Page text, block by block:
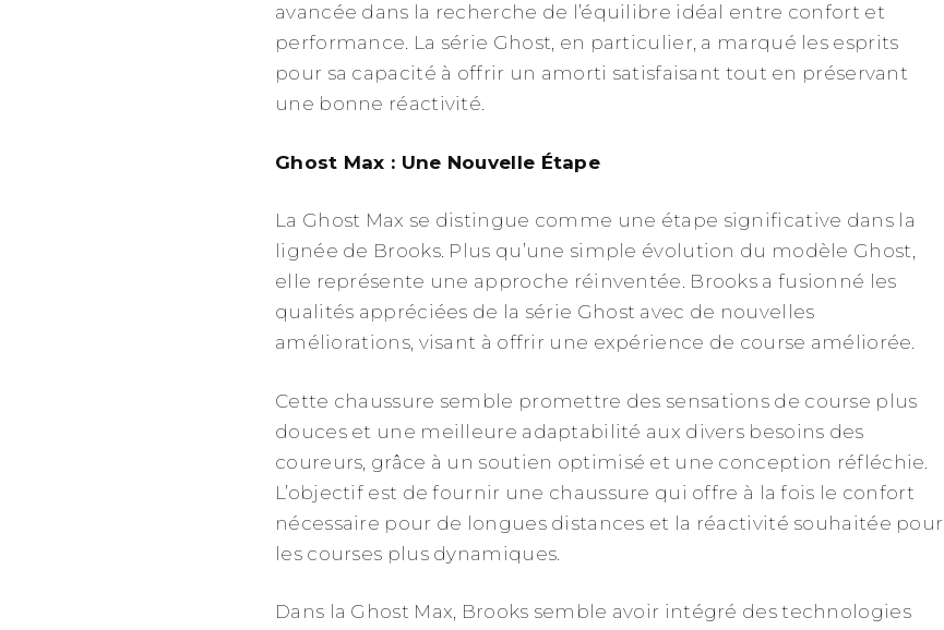
avancée dans la recherche de l’équilibre idéal entre confort et
performance. La série Ghost, en particulier, a marqué les esprits
pour sa capacité à offrir un amorti satisfaisant tout en préservant
une bonne réactivité.
Ghost Max : Une Nouvelle Étape
La Ghost Max se distingue comme une étape significative dans la
lignée de Brooks. Plus qu’une simple évolution du modèle Ghost,
elle représente une approche réinventée. Brooks a fusionné les
qualités appréciées de la série Ghost avec de nouvelles
améliorations, visant à offrir une expérience de course améliorée.
Cette chaussure semble promettre des sensations de course plus
douces et une meilleure adaptabilité aux divers besoins des
coureurs, grâce à un soutien optimisé et une conception réfléchie.
L’objectif est de fournir une chaussure qui offre à la fois le confort
nécessaire pour de longues distances et la réactivité souhaitée pour
les courses plus dynamiques.
Dans la Ghost Max, Brooks semble avoir intégré des technologies